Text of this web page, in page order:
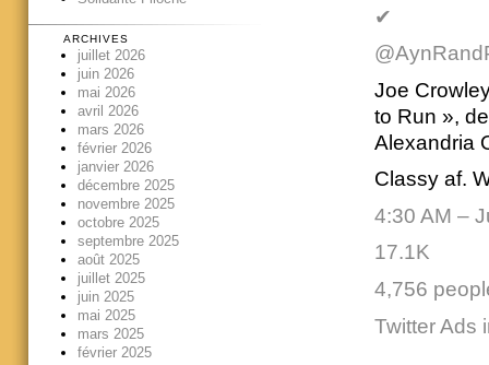
✔
Joe
to Run »,
Alexandria
Classy af.
4:30 AM –
17.1K
4,756
Twitter Ads
ARCHIVES
juillet 2026
juin 2026
mai 2026
avril 2026
mars 2026
février 2026
janvier 2026
décembre 2025
novembre 2025
octobre 2025
septembre 2025
août 2025
juillet 2025
juin 2025
mai 2025
mars 2025
février 2025